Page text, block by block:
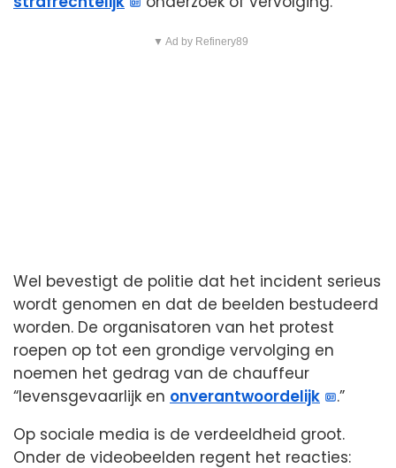
▼ Ad by Refinery89
Wel bevestigt de politie dat het incident serieus
wordt genomen en dat de beelden bestudeerd
worden. De organisatoren van het protest
roepen op tot een grondige vervolging en
noemen het gedrag van de chauffeur
“levensgevaarlijk en onverantwoordelijk
.”
Op sociale media is de verdeeldheid groot.
Onder de videobeelden regent het reacties: